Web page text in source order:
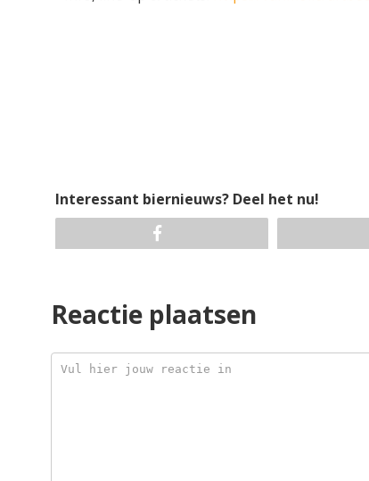
Interessant biernieuws? Deel het nu!
Reactie plaatsen